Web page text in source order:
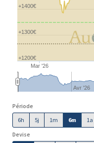
Mar '26
Avr '26
+1200€
+1300€
+1400€
Période
6h
5j 1m 6m 1a
Devise